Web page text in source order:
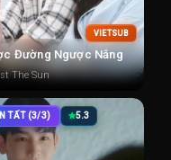
VIETSUB
Đường Ngược Nắng
The Sun
TẤT (3/3) 5.3